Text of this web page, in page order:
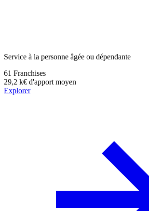
Service à la personne âgée ou dépendante
61 Franchises
29,2 k€ d'apport moyen
Explorer